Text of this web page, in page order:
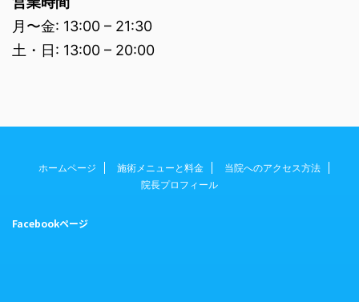
月〜金: 13:00 – 21:30
土・日: 13:00 – 20:00
ホームページ 施術メニューと料金
当院へのアクセス方法
院長プロフィール
Facebookページ